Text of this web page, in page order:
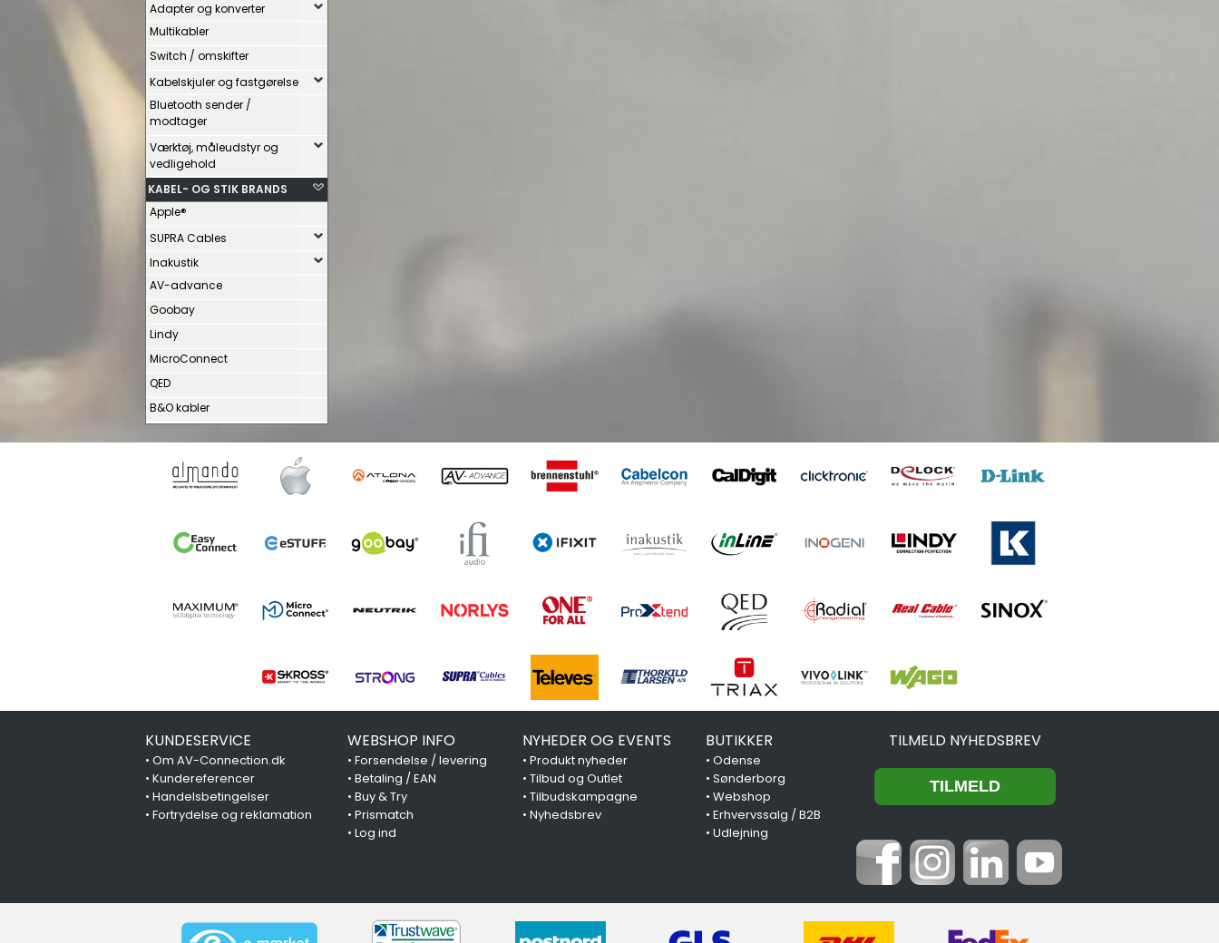
Adapter og konverter
Multikabler
Switch / omskifter
Kabelskjuler og fastgørelse
Bluetooth sender /
modtager
Værktøj, måleudstyr og
vedligehold
KABEL- OG STIK BRANDS
Apple®
SUPRA Cables
Inakustik
AV-advance
Goobay
Lindy
MicroConnect
QED
B&O kabler
KUNDESERVICE
• Om AV-Connection.dk
• Kundereferencer
• Handelsbetingelser
• Fortrydelse og reklamation
WEBSHOP INFO
• Forsendelse / levering
• Betaling / EAN
• Buy & Try
• Prismatch
• Log ind
NYHEDER OG EVENTS
• Produkt nyheder
• Tilbud og Outlet
• Tilbudskampagne
• Nyhedsbrev
BUTIKKER
•Odense
•Sønderborg
•Webshop
•Erhvervssalg / B2B
•Udlejning
TILMELD NYHEDSBREV